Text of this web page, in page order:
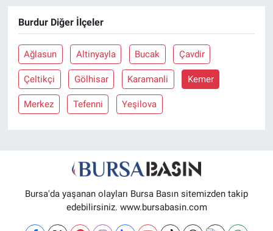
Burdur Diğer İlçeler
Ağlasun Altinyayla Bucak Çavdir
Çeltikçi Gölhisar Karamanli Kemer
Merkez Tefenni Yeşilova
Bursa'da yaşanan olayları Bursa Basın sitemizden takip
edebilirsiniz. www.bursabasin.com
Siyaset
Yaşam
Spor
Nöbetçi Eczaneler